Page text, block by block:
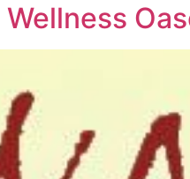
Wellness